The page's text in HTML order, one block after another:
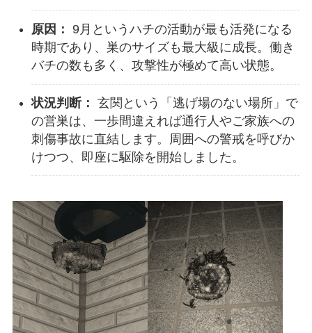
原因： 9月というハチの活動が最も活発になる
時期であり、巣のサイズも最大級に成長。働き
バチの数も多く、攻撃性が極めて高い状態。
状況判断： 玄関という「逃げ場のない場所」で
の営巣は、一歩間違えれば通行人やご家族への
刺傷事故に直結します。周囲への警戒を呼びか
けつつ、即座に駆除を開始しました。